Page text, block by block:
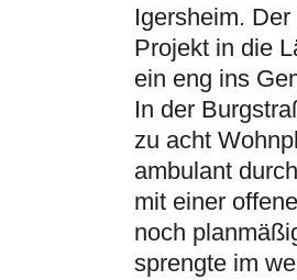
Igersheim.
Projekt in die
ein eng ins
In der
zu acht
ambulant
mit einer
noch
sprengte im